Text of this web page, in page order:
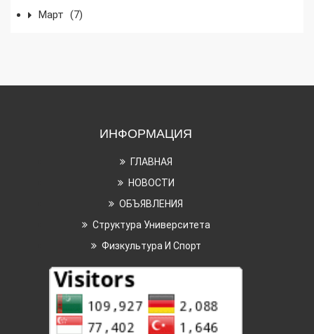
Март (7)
ИНФОРМАЦИЯ
ГЛАВНАЯ
НОВОСТИ
ОБЪЯВЛЕНИЯ
Структура Университета
Физкультура И Спорт